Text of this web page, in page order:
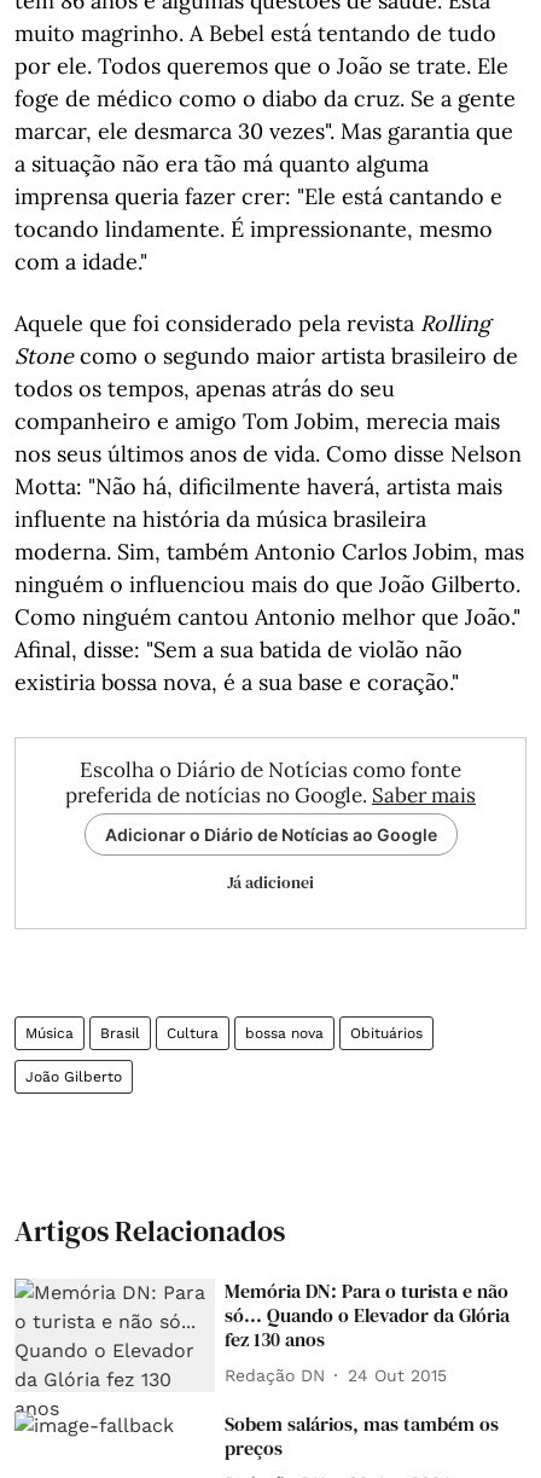
muito magrinho. A Bebel está tentando de tudo
por ele. Todos queremos que o João se trate. Ele
foge de médico como o diabo da cruz. Se a gente
marcar, ele desmarca 30 vezes". Mas garantia que
a situação não era tão má quanto alguma
imprensa queria fazer crer: "Ele está cantando e
tocando lindamente. É impressionante, mesmo
com a idade."
Aquele que foi considerado pela revista Rolling
Stonecomo o segundo maior artista brasileiro de
todos os tempos, apenas atrás do seu
companheiro e amigo Tom Jobim, merecia mais
nos seus últimos anos de vida. Como disse Nelson
Motta: "Não há, dificilmente haverá, artista mais
influente na história da música brasileira
moderna. Sim, também Antonio Carlos Jobim, mas
ninguém o influenciou mais do que João Gilberto.
Como ninguém cantou Antonio melhor que João."
Afinal, disse: "Sem a sua batida de violão não
existiria bossa nova, é a sua base e coração."
Escolha o Diário de Notícias como fonte
preferida de notícias no Google. Saber mais
Adicionar o Diário de Notícias ao Google
Já adicionei
Música Brasil Cultura bossa nova Obituários
João Gilberto
Artigos Relacionados
Memória DN: Para o turista e não
só... Quando o Elevador da Glória
fez 130 anos
Redação DN 24 Out 2015
Sobem salários, mas também os
preços